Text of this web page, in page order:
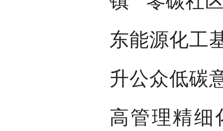
东能源化工
升公众低碳
高管理精细